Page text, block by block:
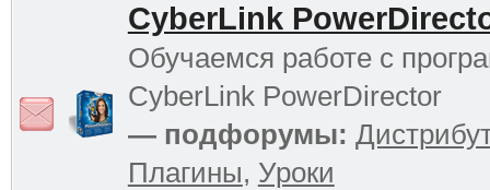
CyberLink
Обучаемся работе с
CyberLink PowerDirector
— подфорумы:
Плагины, Уроки